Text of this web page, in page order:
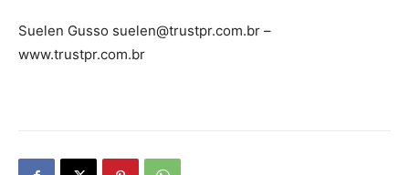
Suelen Gusso suelen@trustpr.com.br –
www.trustpr.com.br